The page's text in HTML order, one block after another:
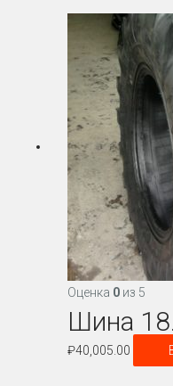
Оценка 0из 5
Шина
₽40,005.00